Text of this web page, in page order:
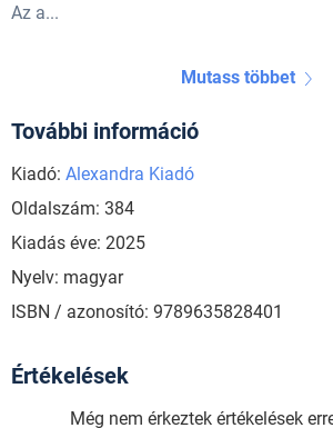
Az a...
Mutass többet
További információ
Kiadó: Alexandra Kiadó
Oldalszám: 384
Kiadás éve: 2025
Nyelv: magyar
ISBN / azonosító: 9789635828401
Értékelések
Még nem érkeztek értékelések